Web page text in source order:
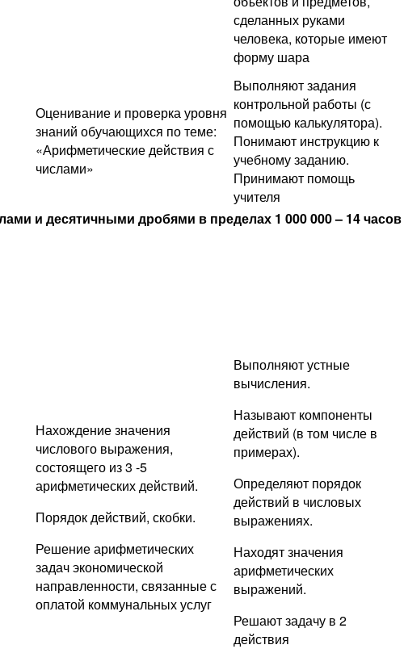
сделанных руками
человека, которые имеют
форму шара
Оценивание и проверка уровня
знаний обучающихся по теме:
«Арифметические действия с
числами»
Выполняют задания
контрольной работы (с
помощью калькулятора).
Понимают инструкцию к
учебному заданию.
Принимают помощь
учителя
и десятичными дробями в пределах 1 000 000 – 14 часов
Нахождение значения
числового выражения,
состоящего из 3 -5
арифметических действий.
Порядок действий, скобки.
Решение арифметических
задач экономической
направленности, связанные с
оплатой коммунальных услуг
Выполняют устные
вычисления.
Называют компоненты
действий (в том числе в
примерах).
Определяют порядок
действий в числовых
выражениях.
Находят значения
арифметических
выражений.
Решают задачу в 2
действия